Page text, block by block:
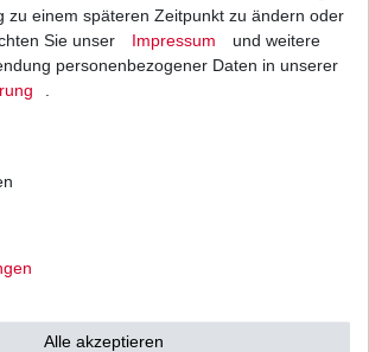
zu einem späteren Zeitpunkt zu ändern oder
Sie unser
Impressum
und weitere
personenbezogener Daten in unserer
Alle akzeptieren